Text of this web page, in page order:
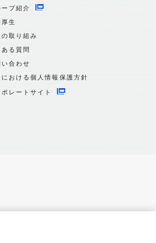
ープ紹介
厚生
の取り組み
ある質問
い合わせ
における個人情報保護方針
ポレートサイト